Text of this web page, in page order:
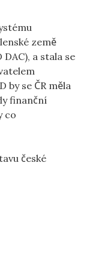
země
a stala se
by se ČR měla
finanční
co
české